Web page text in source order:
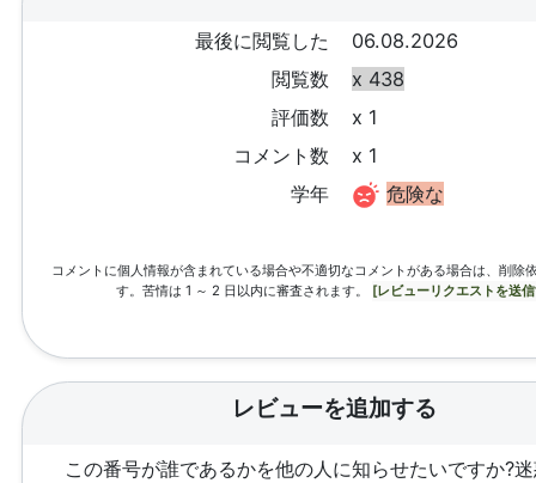
最後に閲覧した
06.08.2026
閲覧数
x 438
評価数
x 1
コメント数
x 1
学年
危険な
コメントに個人情報が含まれている場合や不適切なコメントがある場合は、削除
す。苦情は 1 ～ 2 日以内に審査されます。 [レビューリクエストを送
レビューを追加する
この番号が誰であるかを他の人に知らせたいですか?